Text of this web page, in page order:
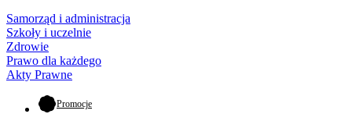
Samorząd i administracja
Szkoły i uczelnie
Zdrowie
Prawo dla każdego
Akty Prawne
Promocje- otwiera się w nowej karcie